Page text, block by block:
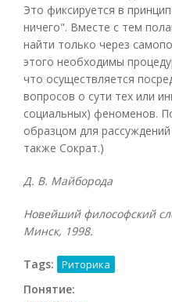
Это фиксируется в
ничего". Вместе с тем
найти только через
этого необходимы
что осуществляется
вопросов о сути тех или
социальных) феноменов.
образцом для
также Сократ.)
Д. В. Майборода
Новейший философский
Минск, 1998.
Tags: Риторика
Понятие: